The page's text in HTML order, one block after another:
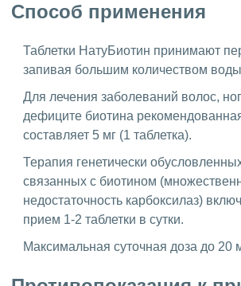
Способ применения
Таблетки НатуБиотин принимают
запивая большим количеством
Для лечения заболеваний волос,
дефиците биотина
составляет 5 мг (1 таблетка).
Терапия генетически
связанных с биотином
недостаточность карбоксилаз)
прием 1-2 таблетки в сутки.
Максимальная суточная доза до 20